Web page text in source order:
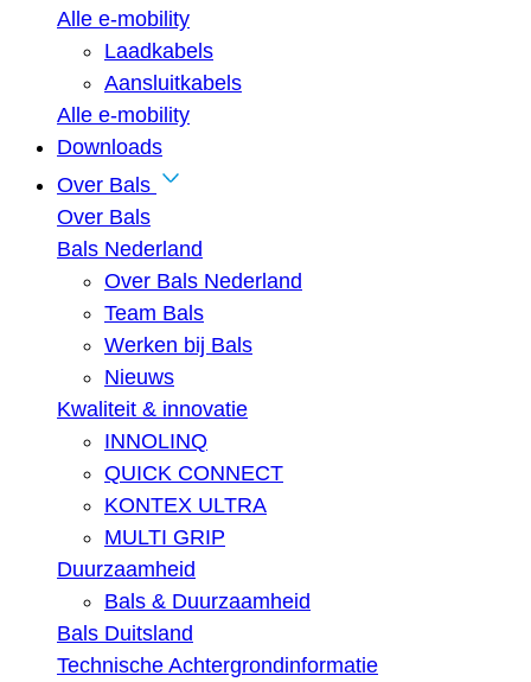
Alle e-mobility
Laadkabels
Aansluitkabels
Alle e-mobility
Downloads
Over Bals
Over Bals
Bals Nederland
Over Bals Nederland
Team Bals
Werken bij Bals
Nieuws
Kwaliteit & innovatie
INNOLINQ
QUICK CONNECT
KONTEX ULTRA
MULTI GRIP
Duurzaamheid
Bals & Duurzaamheid
Bals Duitsland
Technische Achtergrondinformatie